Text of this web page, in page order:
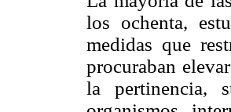
los ochenta,
medidas que
procuraban
la pertinencia,